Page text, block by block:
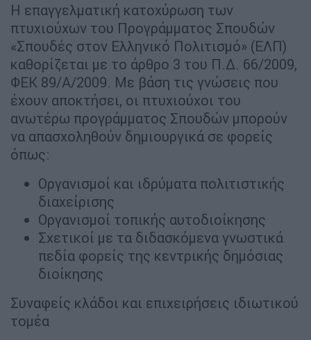
Η επαγγελματική κατοχύρωση των
πτυχιούχων του Προγράμματος Σπουδών
«Σπουδές στον Ελληνικό Πολιτισμό» (ΕΛΠ)
καθορίζεται με το άρθρο 3 του Π.Δ. 66/2009,
ΦΕΚ 89/Α/2009. Με βάση τις γνώσεις που
έχουν αποκτήσει, οι πτυχιούχοι του
ανωτέρω προγράμματος Σπουδών μπορούν
να απασχοληθούν δημιουργικά σε φορείς
όπως:
Οργανισμοί και ιδρύματα πολιτιστικής
διαχείρισης
Οργανισμοί τοπικής αυτοδιοίκησης
Σχετικοί με τα διδασκόμενα γνωστικά
πεδία φορείς της κεντρικής δημόσιας
διοίκησης
Συναφείς κλάδοι και επιχειρήσεις ιδιωτικού
τομέα